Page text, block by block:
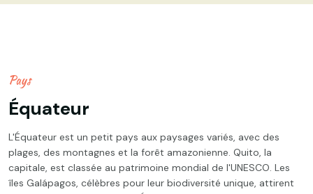
Pays
Équateur
L'Équateur est un petit pays aux paysages variés, avec des
plages, des montagnes et la forêt amazonienne. Quito, la
capitale, est classée au patrimoine mondial de l'UNESCO. Les
îles Galápagos, célèbres pour leur biodiversité unique, attirent